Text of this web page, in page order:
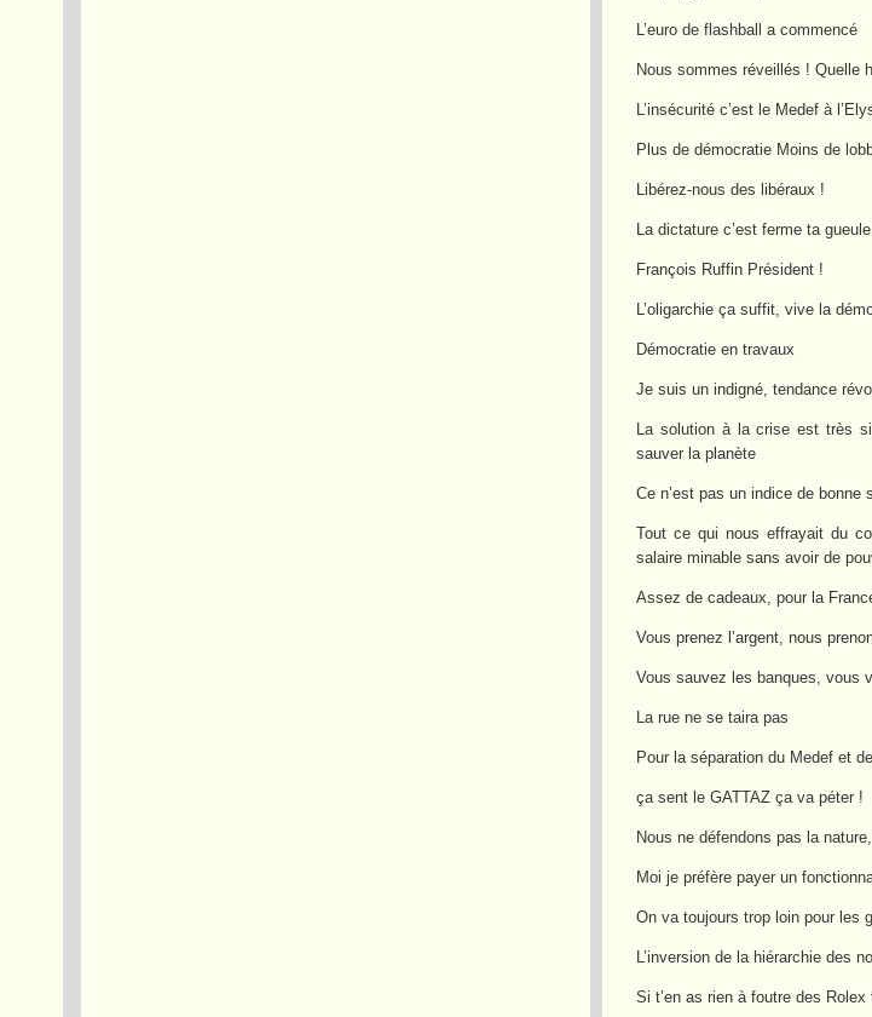
L’euro de flashball a commencé
Nous sommes réveillés ! Quelle
L’insécurité c’est le Medef à
Plus de démocratie Moins de
Libérez-nous des libéraux !
La dictature c’est ferme ta
François Ruffin Président !
L’oligarchie ça suffit, vive la
Démocratie en travaux
Je suis un indigné, tendance
La solution à la crise est très
sauver la planète
Ce n’est pas un indice de bonne
Tout ce qui nous effrayait du
salaire minable sans avoir de
Assez de cadeaux, pour la
Vous prenez l’argent, nous
Vous sauvez les banques, vous
La rue ne se taira pas
Pour la séparation du Medef et
ça sent le GATTAZ ça va péter !
Nous ne défendons pas la
Moi je préfère payer un
On va toujours trop loin pour les
L’inversion de la hiérarchie des
Si t’en as rien à foutre des